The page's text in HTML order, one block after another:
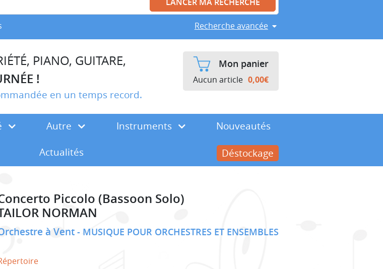
Recherche avancée
PIANO, GUITARE,
!
en un temps record.
Mon panier
Aucun article 0,00€
Autre Instruments
Nouveautés
Actualités Déstockage
Piccolo (Bassoon Solo)
NORMAN
à Vent MUSIQUE POUR ORCHESTRES ET ENSEMBLES